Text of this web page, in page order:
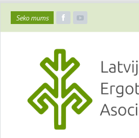
Seko mums